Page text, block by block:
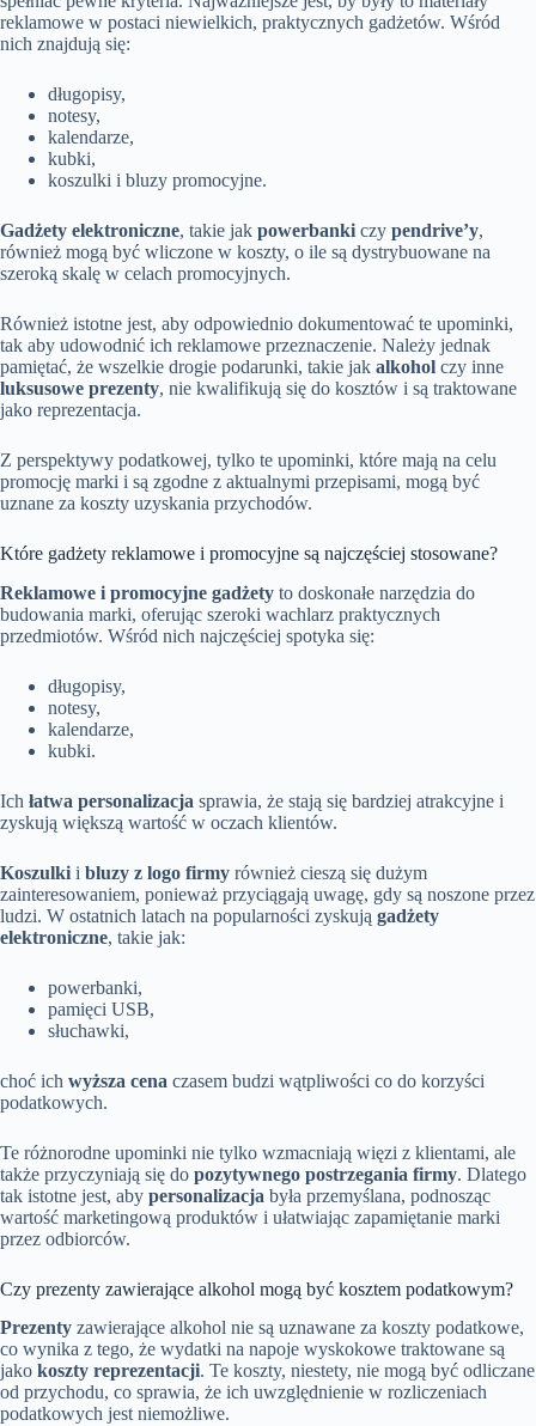
reklamowe w postaci niewielkich, praktycznych gadżetów. Wśród
nich znajdują się:
długopisy,
notesy,
kalendarze,
kubki,
koszulki i bluzy promocyjne.
Gadżety elektroniczne, takie jak powerbanki czy pendrive’y,
również mogą być wliczone w koszty, o ile są dystrybuowane na
szeroką skalę w celach promocyjnych.
Również istotne jest, aby odpowiednio dokumentować te upominki,
tak aby udowodnić ich reklamowe przeznaczenie. Należy jednak
pamiętać, że wszelkie drogie podarunki, takie jak alkohol czy inne
luksusowe prezenty, nie kwalifikują się do kosztów i są traktowane
jako reprezentacja.
Z perspektywy podatkowej, tylko te upominki, które mają na celu
promocję marki i są zgodne z aktualnymi przepisami, mogą być
uznane za koszty uzyskania przychodów.
Które gadżety reklamowe i promocyjne są najczęściej stosowane?
Reklamowe i promocyjne gadżety to doskonałe narzędzia do
budowania marki, oferując szeroki wachlarz praktycznych
przedmiotów. Wśród nich najczęściej spotyka się:
długopisy,
notesy,
kalendarze,
kubki.
Ich łatwa personalizacja sprawia, że stają się bardziej atrakcyjne i
zyskują większą wartość w oczach klientów.
Koszulki i bluzy z logo firmy również cieszą się dużym
zainteresowaniem, ponieważ przyciągają uwagę, gdy są noszone przez
ludzi. W ostatnich latach na popularności zyskują gadżety
elektroniczne, takie jak:
powerbanki,
pamięci USB,
słuchawki,
choć ich wyższa cena czasem budzi wątpliwości co do korzyści
podatkowych.
Te różnorodne upominki nie tylko wzmacniają więzi z klientami, ale
także przyczyniają się do pozytywnego postrzegania firmy. Dlatego
tak istotne jest, aby personalizacja była przemyślana, podnosząc
wartość marketingową produktów i ułatwiając zapamiętanie marki
przez odbiorców.
Czy prezenty zawierające alkohol mogą być kosztem podatkowym?
Prezenty zawierające alkohol nie są uznawane za koszty podatkowe,
co wynika z tego, że wydatki na napoje wyskokowe traktowane są
jako koszty reprezentacji. Te koszty, niestety, nie mogą być odliczane
od przychodu, co sprawia, że ich uwzględnienie w rozliczeniach
podatkowych jest niemożliwe.